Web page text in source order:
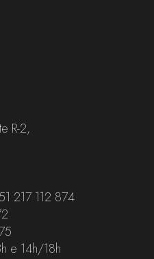
R-2,
217 112 874
e 14h/18h